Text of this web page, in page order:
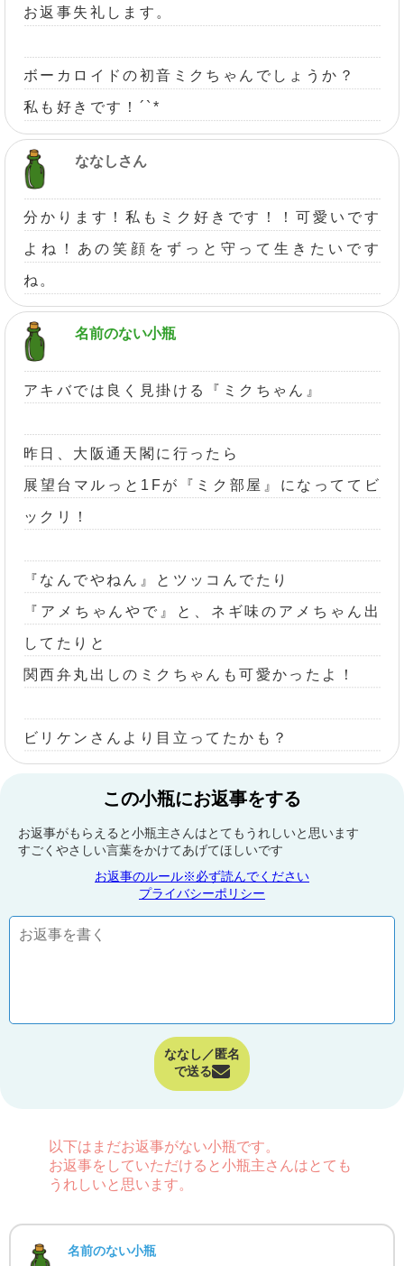
お返事失礼します。
ボーカロイドの初音ミクちゃんでしょうか？
私も好きです！´`*
ななしさん
分かります！私もミク好きです！！可愛いです
よね！あの笑顔をずっと守って生きたいです
ね。
名前のない小瓶
アキバでは良く見掛ける『ミクちゃん』
昨日、大阪通天閣に行ったら
展望台マルっと1Fが『ミク部屋』になっててビ
ックリ！
『なんでやねん』とツッコんでたり
『アメちゃんやで』と、ネギ味のアメちゃん出
してたりと
関西弁丸出しのミクちゃんも可愛かったよ！
ビリケンさんより目立ってたかも？
この小瓶にお返事をする
お返事がもらえると小瓶主さんはとてもうれしいと思います
すごくやさしい言葉をかけてあげてほしいです
お返事のルール※必ず読んでください
プライバシーポリシー
ななし／匿名
で送る
以下はまだお返事がない小瓶です。
お返事をしていただけると小瓶主さんはとても
うれしいと思います。
名前のない小瓶